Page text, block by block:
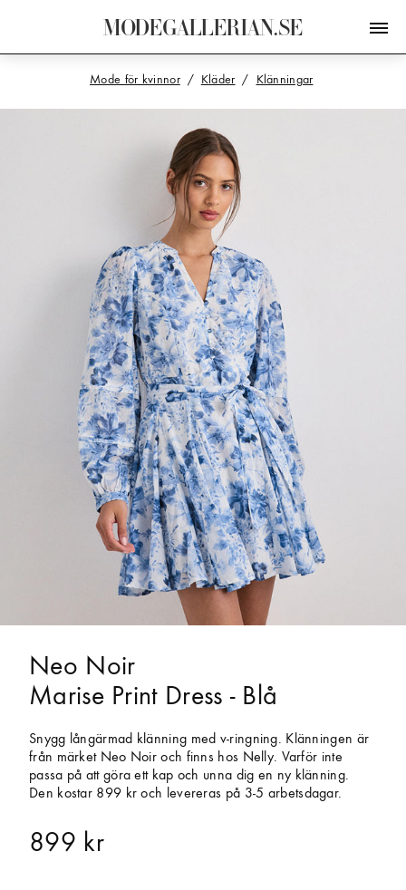
MODEGALLERIAN.SE
Mode för kvinnor Kläder Klänningar
Neo Noir
Marise Print Dress - Blå
Snygg långärmad klänning med v-ringning. Klänningen är
från märket Neo Noir och finns hos Nelly. Varför inte
passa på att göra ett kap och unna dig en ny klänning.
Den kostar 899 kr och levereras på 3-5 arbetsdagar.
899 kr